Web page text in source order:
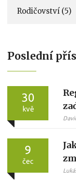
Rodičovství (5)
Poslední
30
kvě
9
čec